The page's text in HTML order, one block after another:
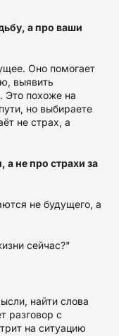
а про ваши
Оно помогает
выявить
Это похоже на
но выбираете
не страх, а
а не про страхи за
не будущего, а
сейчас?"
найти слова
разговор с
на ситуацию